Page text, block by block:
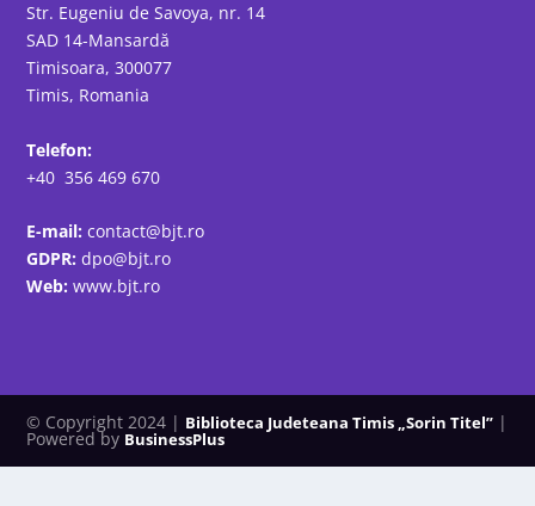
Str. Eugeniu de Savoya, nr. 14
SAD 14-Mansardă
Timisoara, 300077
Timis, Romania
Telefon:
+40 356 469 670
E-mail:contact@bjt.ro
GDPR: dpo@bjt.ro
Web: www.bjt.ro
© Copyright 2024 | Biblioteca Judeteana Timis „Sorin Titel” |
Powered by BusinessPlus